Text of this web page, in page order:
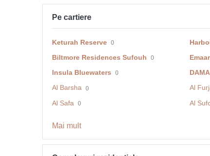
Pe cartiere
Keturah Reserve 0
Biltmore Residences Sufouh 0
Insula Bluewaters 0
Al Barsha 0 Al
Al Safa 0 Al
Mai mult